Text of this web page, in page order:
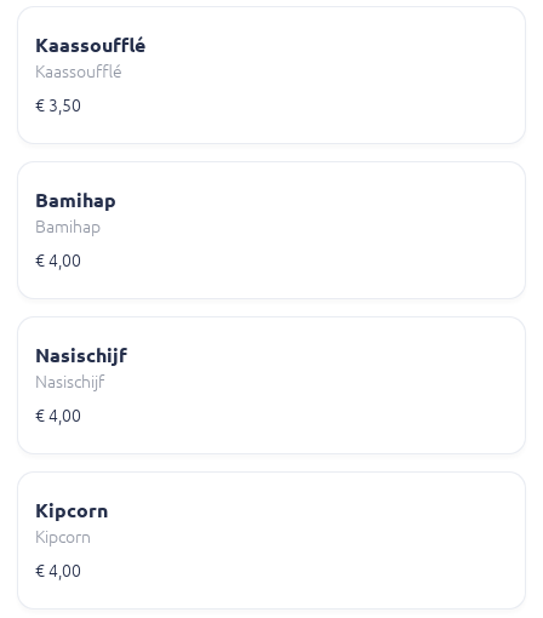
Kaassoufflé
Kaassoufflé
€ 3,50
Bamihap
Bamihap
€ 4,00
Nasischijf
Nasischijf
€ 4,00
Kipcorn
Kipcorn
€ 4,00